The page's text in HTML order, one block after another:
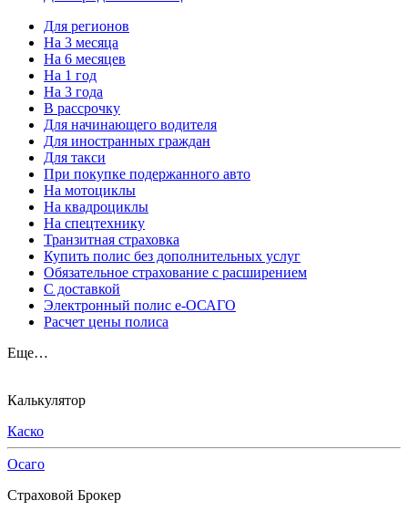
Для регионов
На 3 месяца
На 6 месяцев
На 1 год
На 3 года
В рассрочку
Для начинающего водителя
Для иностранных граждан
Для такси
При покупке подержанного авто
На мотоциклы
На квадроциклы
На спецтехнику
Транзитная страховка
Купить полис без дополнительных услуг
Обязательное страхование с расширением
С доставкой
Электронный полис е-ОСАГО
Расчет цены полиса
Еще…
Калькулятор
Каско
Осаго
Страховой Брокер